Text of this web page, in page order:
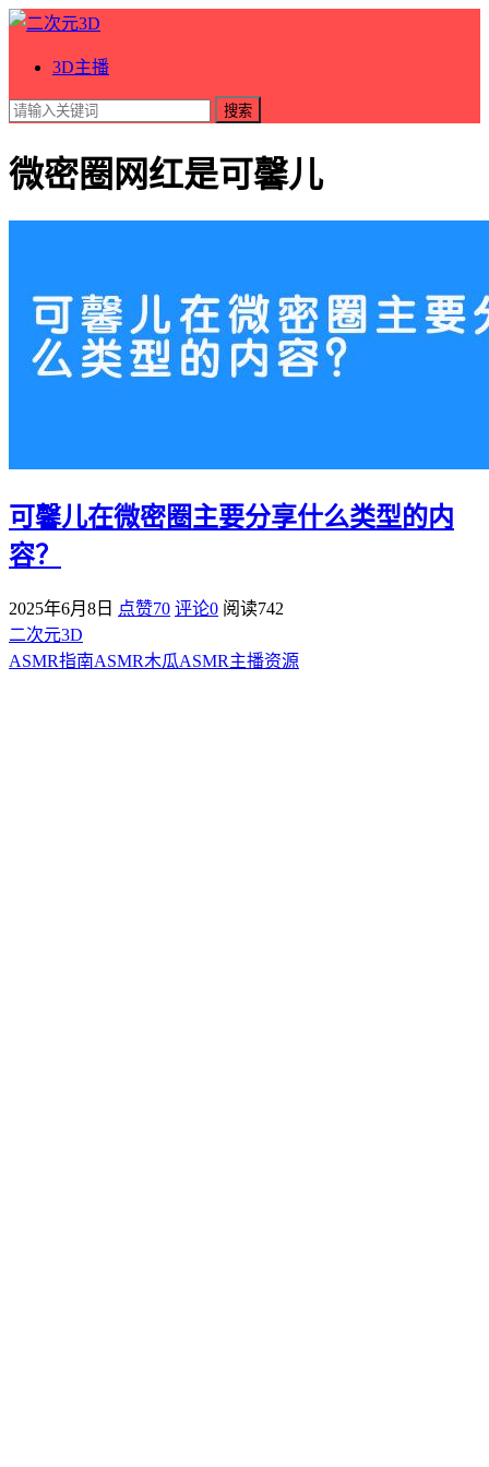
3D主播
搜索
微密圈网红是可馨儿
可馨儿在微密圈主要分享什么类型的内
容？
2025年6月8日 点赞70 评论0 阅读742
二次元3D
ASMR指南ASMR木瓜ASMR主播资源